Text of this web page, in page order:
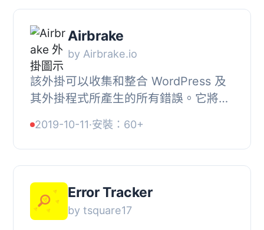
Airbrake
by Airbrake.io
該外掛可以收集和整合 WordPress 及
其外掛程式所產生的所有錯誤。它將消
問題的指引。
2019-10-11·安裝：60+
Error Tracker
by tsquare17